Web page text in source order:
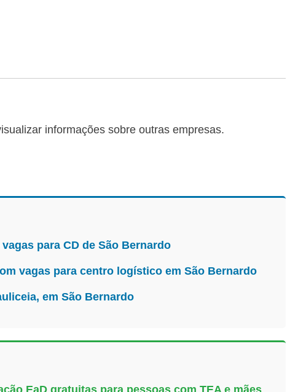
informações sobre outras empresas.
para CD de São Bernardo
vagas para centro logístico em São Bernardo
em São Bernardo
EaD gratuitas para pessoas com TEA e mães